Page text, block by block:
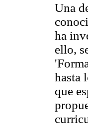
Una
ha
ello,
hasta
que